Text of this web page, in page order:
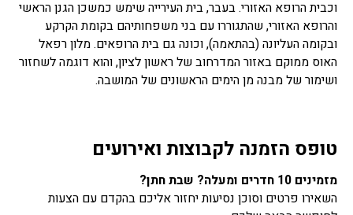
וכבית הרופא האזורי. בעבר, בית העירייה שימש כמשכן הגנן הראשי
והרופא האזורי, שהתגוררו עם בני משפחותיהם בקומת הקרקע
ובקומה העליונה (בהתאמה), וכונה גם בית הרופאים. מלון רפאל
האוס ממוקם באזור המדרחוב של ראשון לציון, והוא דוגמה לשחזור
ושימור של מבנה מן הימים הראשונים של המושבה.
טופס הזמנה לקבוצות ואירועים
מזמינים 10 חדרים ומעלה? שבת חתן?
השאירו פרטים וסוכן נסיעות יחזור אליכם בהקדם עם הצעות